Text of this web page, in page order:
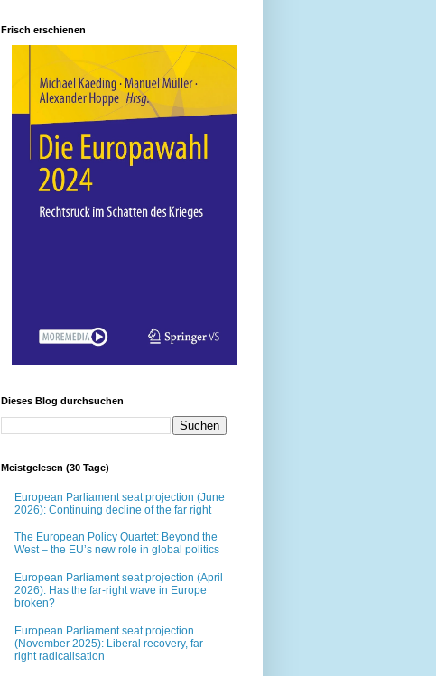
Frisch erschienen
Dieses Blog durchsuchen
Meistgelesen (30 Tage)
European Parliament seat projection (June
2026): Continuing decline of the far right
The European Policy Quartet: Beyond the
West – the EU’s new role in global politics
European Parliament seat projection (April
2026): Has the far-right wave in Europe
broken?
European Parliament seat projection
(November 2025): Liberal recovery, far-
right radicalisation